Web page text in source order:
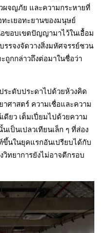
ผจญภัย และความกระหายที่
ทะเยอทะยานของมนุษย์
ขอบเขตปัญญามาไว้ในเอื้อม
รรจงจัดวางสิ่งมหัศจรรย์ชวน
ถูกกล่าวถึงต่อมาในชื่อว่า
ระดับประดาไปด้วยห้วงคิด
ศาสตร์ ความเชื่อและความ
ดียว เต็มเปี่ยมไปด้วยความ
เป็นเปลวเทียนเล็ก ๆ ที่ส่อง
นในยุคแรกอันเปรียบได้กับ
ทยาการยังไม่อาจตีกรอบ